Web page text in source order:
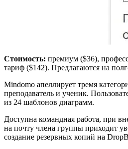
Стоимость: премиум ($36),
тариф ($142). Предлагаются на
Mindomo апеллирует тремя
преподаватель и ученик.
из 24 шаблонов диаграмм.
Доступна командная работа, при
на почту члена группы приходит
создание резервных копий на